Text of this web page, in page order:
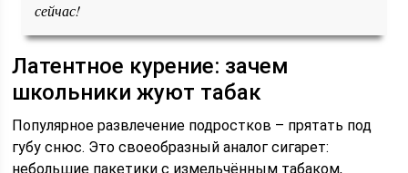
сейчас!
Латентное курение: зачем
школьники жуют табак
Популярное развлечение подростков – прятать под
губу снюс. Это своеобразный аналог сигарет:
небольшие пакетики с измельчённым табаком,